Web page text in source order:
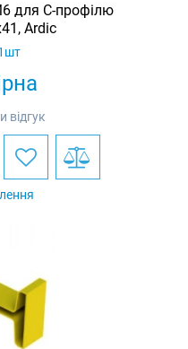
для C-профілю
Ardic
відгук